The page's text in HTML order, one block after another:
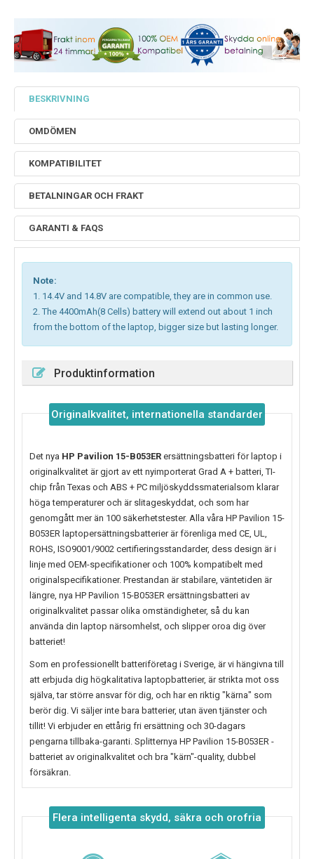
BESKRIVNING
OMDÖMEN
KOMPATIBILITET
BETALNINGAR OCH FRAKT
GARANTI & FAQS
Note:
1. 14.4V and 14.8V are compatible, they are in common use.
2. The 4400mAh(8 Cells) battery will extend out about 1 inch
from the bottom of the laptop, bigger size but lasting longer.
Produktinformation
Originalkvalitet, internationella standarder
Det nya HP Pavilion 15-B053ER ersättningsbatteri för laptop i
originalkvalitet är gjort av ett nyimporterat Grad A + batteri, TI-
chip från Texas och ABS + PC miljöskyddssmaterialsom klarar
höga temperaturer och är slitageskyddat, och som har
genomgått mer än 100 säkerhetstester. Alla våra HP Pavilion 15-
B053ER laptopersättningsbatterier är förenliga med CE, UL,
ROHS, ISO9001/9002 certifieringsstandarder, dess design är i
linje med OEM-specifikationer och 100% kompatibelt med
originalspecifikationer. Prestandan är stabilare, väntetiden är
längre, nya HP Pavilion 15-B053ER ersättningsbatteri av
originalkvalitet passar olika omständigheter, så du kan
använda din laptop närsomhelst, och slipper oroa dig över
batteriet!
Som en professionellt batteriföretag i Sverige, är vi hängivna till
att erbjuda dig högkalitativa laptopbatterier, är strikta mot oss
själva, tar större ansvar för dig, och har en riktig "kärna" som
berör dig. Vi säljer inte bara batterier, utan även tjänster och
tillit! Vi erbjuder en ettårig fri ersättning och 30-dagars
pengarna tillbaka-garanti. Splitternya HP Pavilion 15-B053ER -
batteriet av originalkvalitet och bra "kärn"-quality, dubbel
försäkran.
Flera intelligenta skydd, säkra och orofria